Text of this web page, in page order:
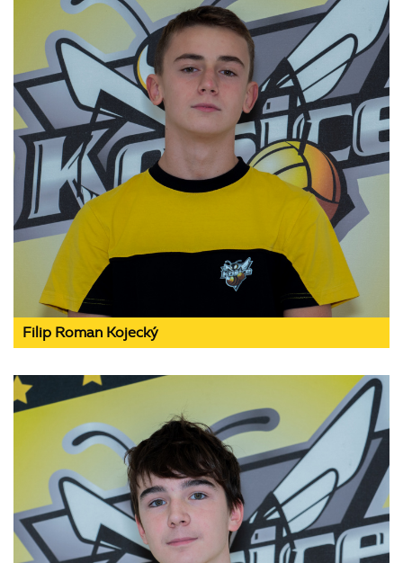
Filip Roman Kojecký